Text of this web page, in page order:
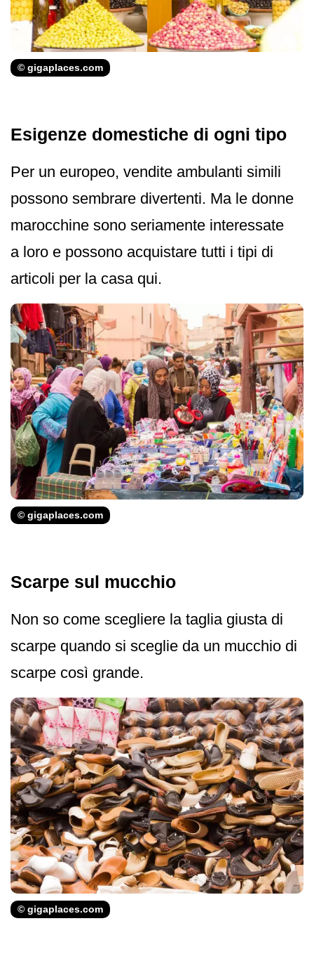
© gigaplaces.com
Esigenze domestiche di ogni tipo
Per un europeo, vendite ambulanti simili
possono sembrare divertenti. Ma le donne
marocchine sono seriamente interessate
a loro e possono acquistare tutti i tipi di
articoli per la casa qui.
© gigaplaces.com
Scarpe sul mucchio
Non so come scegliere la taglia giusta di
scarpe quando si sceglie da un mucchio di
scarpe così grande.
© gigaplaces.com